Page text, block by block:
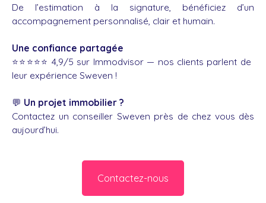
De l’estimation à la signature, bénéficiez d’un
accompagnement personnalisé, clair et humain.
Une confiance partagée
⭐️⭐️⭐️⭐️⭐️ 4,9/5 sur Immodvisor — nos clients parlent de
leur expérience Sweven !
💬 Un projet immobilier ?
Contactez un conseiller Sweven près de chez vous dès
aujourd’hui.
Contactez-nous